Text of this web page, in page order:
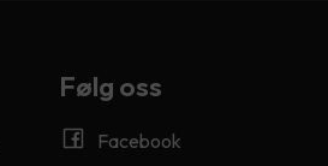
Følg oss
Facebook